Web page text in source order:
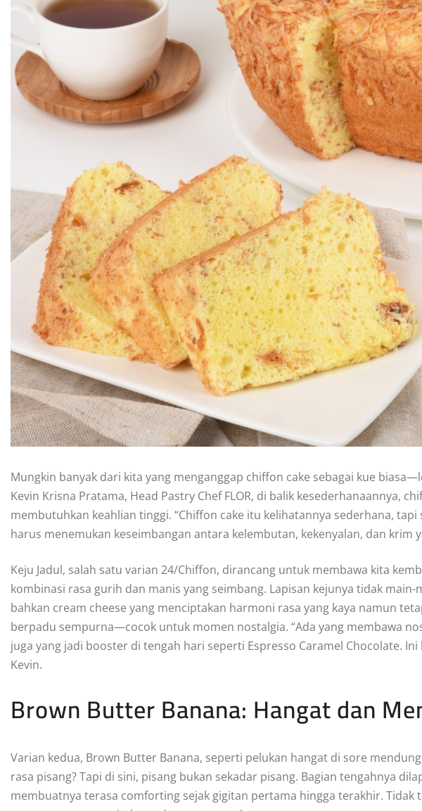
Mungkin banyak dari kita yang menganggap chiffon cake sebagai kue
Kevin Krisna Pratama, Head Pastry Chef FLOR, di balik kesederhanaannya,
membutuhkan keahlian tinggi. “Chiffon cake itu kelihatannya sederhana,
harus menemukan keseimbangan antara kelembutan, kekenyalan, dan krim
Keju Jadul, salah satu varian 24/Chiffon, dirancang untuk membawa kita
kombinasi rasa gurih dan manis yang seimbang. Lapisan kejunya tidak
bahkan cream cheese yang menciptakan harmoni rasa yang kaya namun
berpadu sempurna—cocok untuk momen nostalgia. “Ada yang membawa
juga yang jadi booster di tengah hari seperti Espresso Caramel Chocolate.
Kevin.
Brown Butter Banana: Hangat dan
Varian kedua, Brown Butter Banana, seperti pelukan hangat di sore
rasa pisang? Tapi di sini, pisang bukan sekadar pisang. Bagian tengahnya
membuatnya terasa comforting sejak gigitan pertama hingga terakhir.